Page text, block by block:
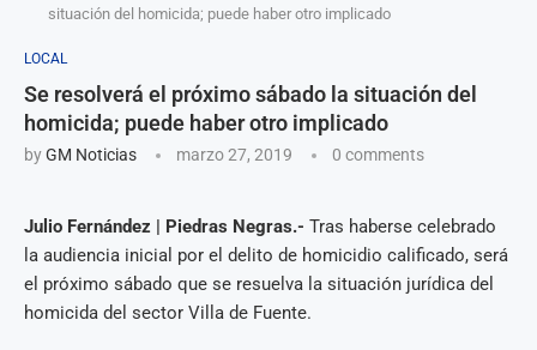
situación del homicida; puede haber otro implicado
LOCAL
Se resolverá el próximo sábado la situación del
homicida; puede haber otro implicado
byGM Noticias marzo 27, 2019 0 comments
Julio Fernández | Piedras Negras.- Tras haberse celebrado
la audiencia inicial por el delito de homicidio calificado, será
el próximo sábado que se resuelva la situación jurídica del
homicida del sector Villa de Fuente.